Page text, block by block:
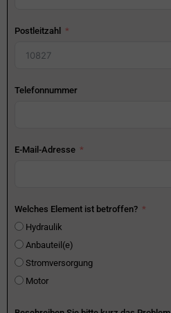
Postleitzahl
Telefonnummer
E-Mail-Adresse
Welches Element ist betroffen?
Hydraulik
Anbauteil(e)
Stromversorgung
Motor